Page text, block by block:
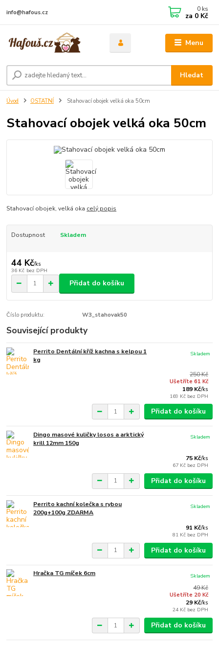
Menu
Hledat
info@hafous.cz 0 ks
za 0 Kč
Úvod OSTATNÍ Stahovací obojek velká oka 50cm
Stahovací obojek velká oka 50cm
Stahovací obojek, velká oka celý popis
Dostupnost Skladem
44 Kč/ks
36 Kč bez DPH
Přidat do košíku
Číslo produktu: W3_stahovak50
Související produkty
Perrito Dentální kříž kachna s kelpou 1
kg
250 Kč
Ušetříte 61 Kč
189 Kč/ks
169 Kč bez DPH
Skladem
Přidat do košíku
Dingo masové kuličky losos a arktický
krill 12mm 150g
75 Kč/ks
67 Kč bez DPH
Skladem
Přidat do košíku
Perrito kachní kolečka s rybou
200g+100g ZDARMA
91 Kč/ks
81 Kč bez DPH
Skladem
Přidat do košíku
Hračka TG míček 6cm
49 Kč
Ušetříte 20 Kč
29 Kč/ks
24 Kč bez DPH
Skladem
Přidat do košíku